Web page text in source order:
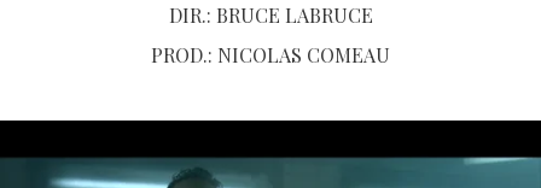
DIR.: BRUCE LABRUCE
PROD.: NICOLAS COMEAU